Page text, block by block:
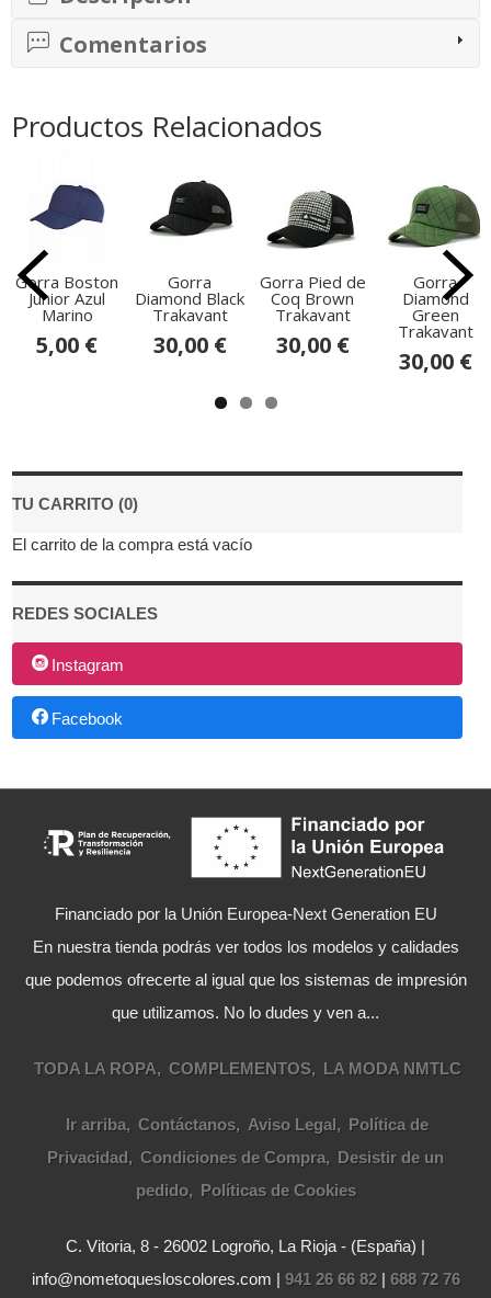
TU CARRITO (0)
El carrito de la compra está vacío
REDES SOCIALES
Instagram
Facebook
Comentarios
Productos Relacionados
Gorra Boston
Junior Azul
Marino
5,00 €
Gorra
Diamond Black
Trakavant
30,00 €
Gorra Pied de
Coq Brown
Trakavant
30,00 €
Gorra
Diamond
Green
Trakavant
30,00 €
Financiado por la Unión Europea-Next Generation EU
En nuestra tienda podrás ver todos los modelos y calidades
que podemos ofrecerte al igual que los sistemas de impresión
que utilizamos. No lo dudes y ven a...
TODA LA ROPA COMPLEMENTOS LA MODA NMTLC
Ir arriba Contáctanos Aviso Legal
Política de
Privacidad
Condiciones de Compra
Desistir de un
pedido
Políticas de Cookies
C. Vitoria, 8 - 26002 Logroño, La Rioja - (España) |
info@nometoquesloscolores.com | 941 26 66 82| 688 72 76